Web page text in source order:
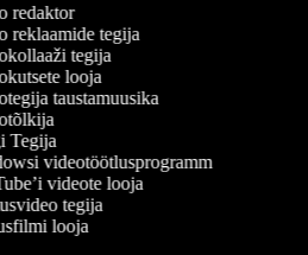
redaktor
reklaamide tegija
tegija
looja
taustamuusika
videotöötlusprogramm
videote looja
tegija
looja